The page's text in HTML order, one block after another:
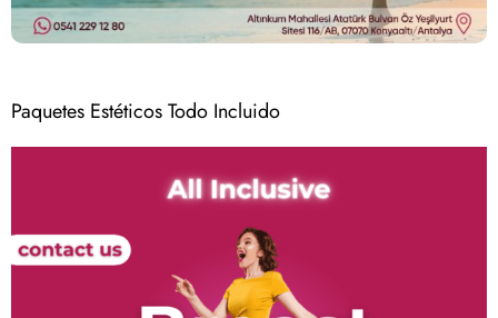
Paquetes Estéticos Todo Incluido